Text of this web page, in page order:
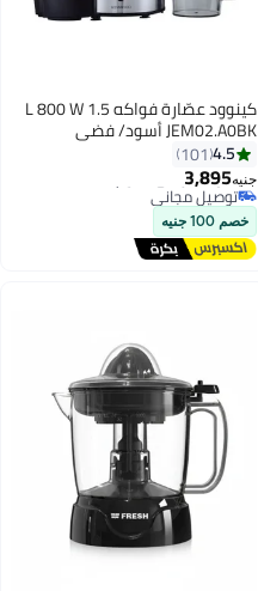
كينوود عصّارة فواكه 1.5 L 800 W
JEM02.A0BK أسود/ فضي
4.5
101
جنيه3,895
#1 في العصارات
أقل سعر في 7 يوم
توصيل مجاني
بتخلّص بسرعة
تم بيع +10 مؤخرًا
#1 في العصارات
خصم 100 جنيه